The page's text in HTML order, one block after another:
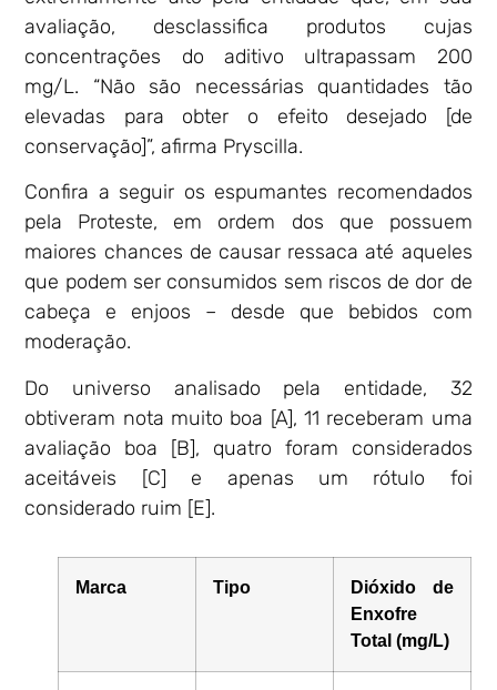
avaliação, desclassifica produtos cujas
concentrações do aditivo ultrapassam 200
mg/L. “Não são necessárias quantidades tão
elevadas para obter o efeito desejado [de
conservação]”, afirma Pryscilla.
Confira a seguir os espumantes recomendados
pela Proteste, em ordem dos que possuem
maiores chances de causar ressaca até aqueles
que podem ser consumidos sem riscos de dor de
cabeça e enjoos – desde que bebidos com
moderação.
Do universo analisado pela entidade, 32
obtiveram nota muito boa [A], 11 receberam uma
avaliação boa [B], quatro foram considerados
aceitáveis [C] e apenas um rótulo foi
considerado ruim [E].
Marca Tipo
Dióxido de
Enxofre
Total (mg/L)